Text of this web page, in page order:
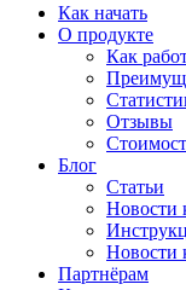
Как начать
О продукте
Как
Отзывы
Блог
Статьи
Новости
Новости
Партнёрам